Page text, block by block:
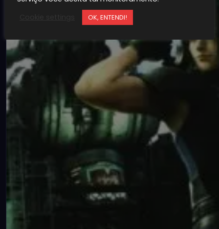
OK, ENTENDI!